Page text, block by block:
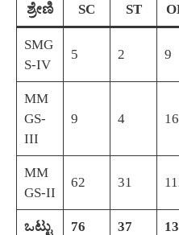
ಶ್ರೇಣಿ SC ST
SMG
S-IV
5 2 9
MM
GS-
III
9 4 16
MM
GS-II
62 31
ಒಟ್ಟು 76 37